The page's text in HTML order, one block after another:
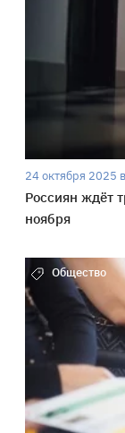
24 октября 2025
Россиян ждёт
ноября
Общество